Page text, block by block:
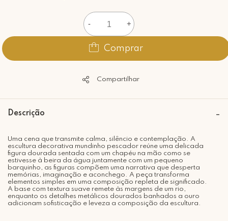
- +
Comprar
Compartilhar
Descrição
Uma cena que transmite calma, silêncio e contemplação. A
escultura decorativa mundinho pescador reúne uma delicada
figura dourada sentada com um chapéu na mão como se
estivesse à beira da água juntamente com um pequeno
barquinho, as figuras compõem uma narrativa que desperta
memórias, imaginação e aconchego. A peça transforma
elementos simples em uma composição repleta de significado.
A base com textura suave remete às margens de um rio,
enquanto os detalhes metálicos dourados banhados a ouro
adicionam sofisticação e leveza a composição da escultura.